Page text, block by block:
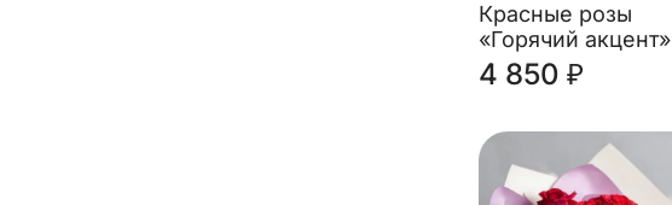
Красные розы
«Горячий акцент»
4 850 ₽